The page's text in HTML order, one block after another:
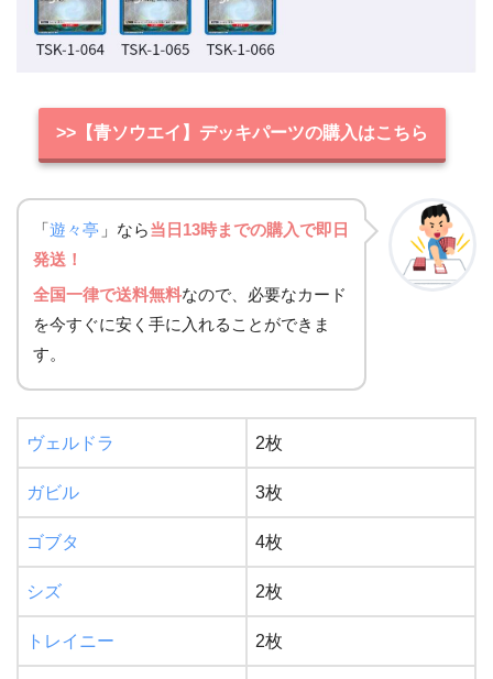
>>【青ソウエイ】デッキパーツの購入はこちら
「遊々亭 」なら当日13時までの購入で即日
発送！
全国一律で送料無料なので、必要なカード
を今すぐに安く手に入れることができま
す。
ヴェルドラ 2枚
ガビル 3枚
ゴブタ 4枚
シズ 2枚
トレイニー 2枚